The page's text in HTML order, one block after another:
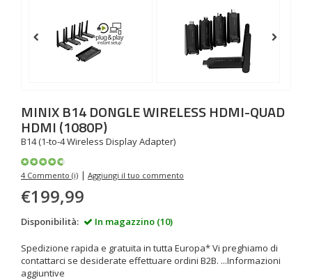
MINIXB14 DONGLE WIRELESS HDMI-QUAD
HDMI (1080P)
B14 (1-to-4 Wireless Display Adapter)
4 Commento (i) | Aggiungi il tuo commento
€199,99
Disponibilità: In magazzino (10)
Spedizione rapida e gratuita in tutta Europa* Vi preghiamo di
contattarci se desiderate effettuare ordini B2B. ...Informazioni
aggiuntive